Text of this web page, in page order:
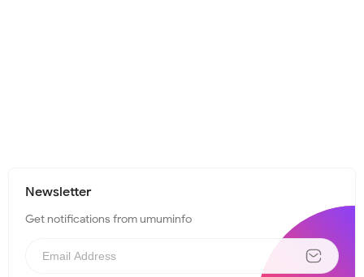
Newsletter
Get notifications from umuminfo